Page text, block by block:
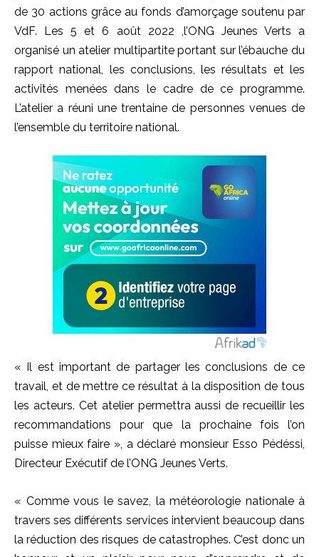
de 30 actions grâce au fonds d’amorçage soutenu par
VdF. Les 5 et 6 août 2022 ,l’ONG Jeunes Verts a
organisé un atelier multipartite portant sur l’ébauche du
rapport national, les conclusions, les résultats et les
activités menées dans le cadre de ce programme.
L’atelier a réuni une trentaine de personnes venues de
l’ensemble du territoire national.
« Il est important de partager les conclusions de ce
travail, et de mettre ce résultat à la disposition de tous
les acteurs. Cet atelier permettra aussi de recueillir les
recommandations pour que la prochaine fois l’on
puisse mieux faire », a déclaré monsieur Esso Pédéssi,
Directeur Exécutif de l’ONG Jeunes Verts.
« Comme vous le savez, la météorologie nationale à
travers ses différents services intervient beaucoup dans
la réduction des risques de catastrophes. C’est donc un